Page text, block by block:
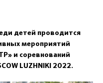
детей проводится
мероприятий
и соревнований
LUZHNIKI 2022.